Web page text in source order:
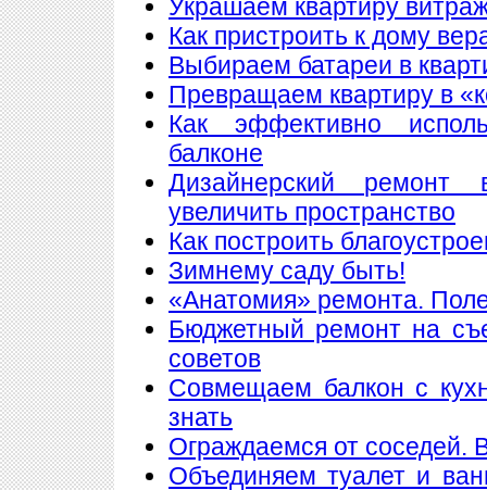
Украшаем квартиру
Как пристроить к дому
Выбираем батареи в
Превращаем квартиру в
Как эффективно
балконе
Дизайнерский
увеличить пространство
Как построить
Зимнему саду быть!
«Анатомия» ремонта.
Бюджетный ремонт на
советов
Совмещаем балкон с
знать
Ограждаемся от соседей.
Объединяем туалет и